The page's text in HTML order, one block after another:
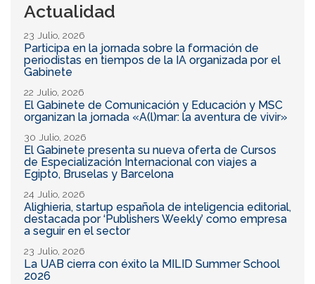
Actualidad
23 Julio, 2026
Participa en la jornada sobre la formación de
periodistas en tiempos de la IA organizada por el
Gabinete
22 Julio, 2026
El Gabinete de Comunicación y Educación y MSC
organizan la jornada «A(l)mar: la aventura de vivir»
30 Julio, 2026
El Gabinete presenta su nueva oferta de Cursos
de Especialización Internacional con viajes a
Egipto, Bruselas y Barcelona
24 Julio, 2026
Alighieria, startup española de inteligencia editorial,
destacada por ‘Publishers Weekly’ como empresa
a seguir en el sector
23 Julio, 2026
La UAB cierra con éxito la MILID Summer School
2026